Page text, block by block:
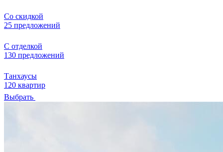
Со скидкой
25 предложений
С отделкой
130 предложений
Танхаусы
120 квартир
Выбрать